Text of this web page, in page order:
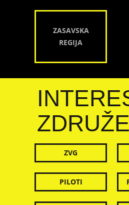
ZASAVSKA
REGIJA
ZVG
PILOTI